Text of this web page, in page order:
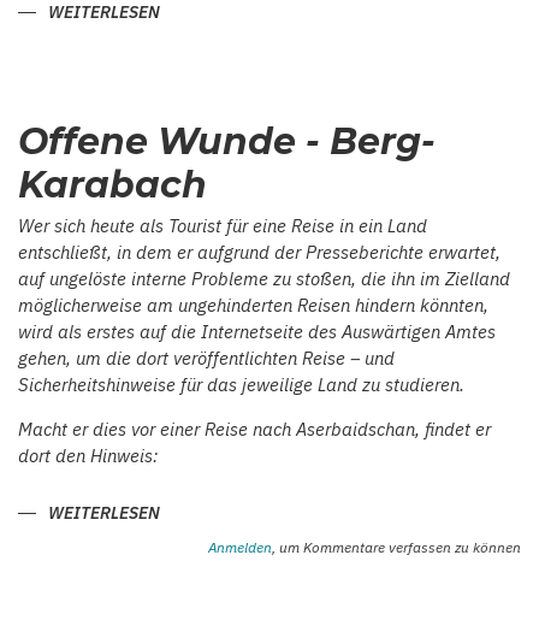
WEITERLESEN
JAKOB
HUMMEL:
–
ARCHÄOLOGE
MUSEUMSGRÜNDER
IN
HELENENDORF/GÖY
GÖL
Offene Wunde - Berg-
Karabach
Wer sich heute als Tourist für eine Reise in ein Land
entschließt, in dem er aufgrund der Presseberichte erwartet,
auf ungelöste interne Probleme zu stoßen, die ihn im Zielland
möglicherweise am ungehinderten Reisen hindern könnten,
wird als erstes auf die Internetseite des Auswärtigen Amtes
gehen, um die dort veröffentlichten Reise – und
Sicherheitshinweise für das jeweilige Land zu studieren.
Macht er dies vor einer Reise nach Aserbaidschan, findet er
dort den Hinweis:
WEITERLESEN
WUNDEAnmelden, um Kommentare verfassen zu können